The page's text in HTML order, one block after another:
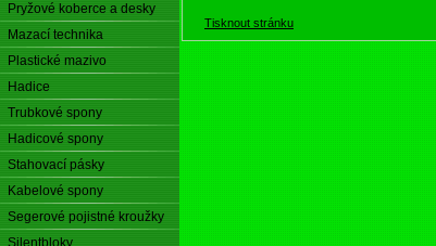
Pryžové koberce a desky
Mazací technika
Plastické mazivo
Hadice
Trubkové spony
Hadicové spony
Stahovací pásky
Kabelové spony
Segerové pojistné kroužky
Silentbloky
Tisknout stránku